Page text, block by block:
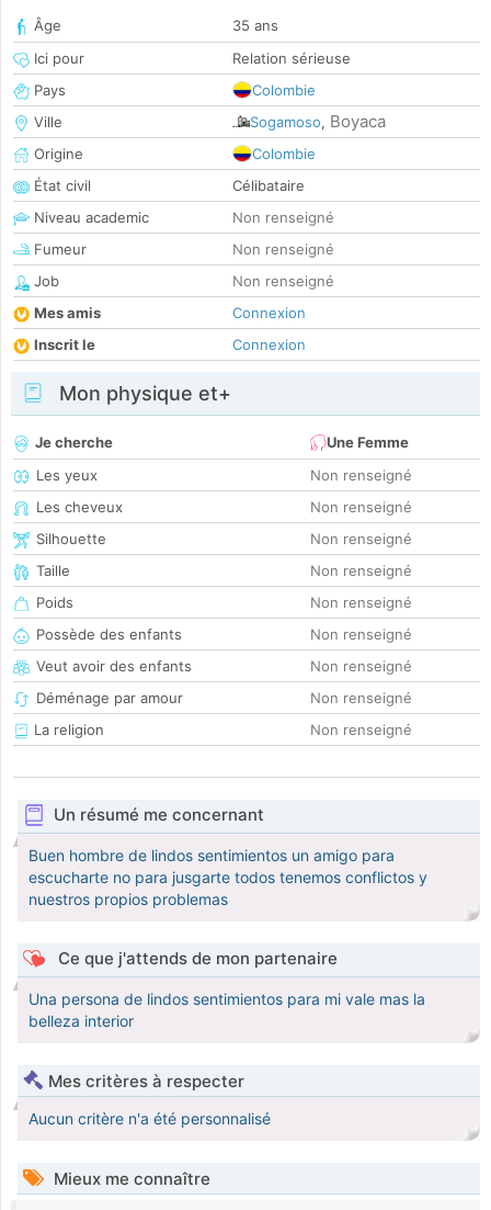
Âge
35 ans
Ici pour
Relation sérieuse
Pays
Colombie
Ville
Sogamoso, Boyaca
Origine
Colombie
État civil
Célibataire
Niveau academic
Non renseigné
Fumeur
Non renseigné
Job
Non renseigné
Mes amis
Connexion
Inscrit le
Connexion
Mon physique et+
Je cherche
Une Femme
Les yeux
Non renseigné
Les cheveux
Non renseigné
Silhouette
Non renseigné
Taille
Non renseigné
Poids
Non renseigné
Possède des enfants
Non renseigné
Veut avoir des enfants
Non renseigné
Déménage par amour
Non renseigné
La religion
Non renseigné
Un résumé me concernant
Buen hombre de lindos sentimientos un amigo para
escucharte no para jusgarte todos tenemos conflictos y
nuestros propios problemas
Ce que j'attends de mon partenaire
Una persona de lindos sentimientos para mi vale mas la
belleza interior
Mes critères à respecter
Aucun critère n'a été personnalisé
Mieux me connaître